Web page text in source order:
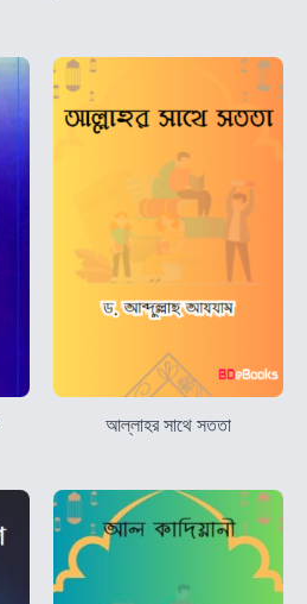
আল্লাহর সাথে সততা